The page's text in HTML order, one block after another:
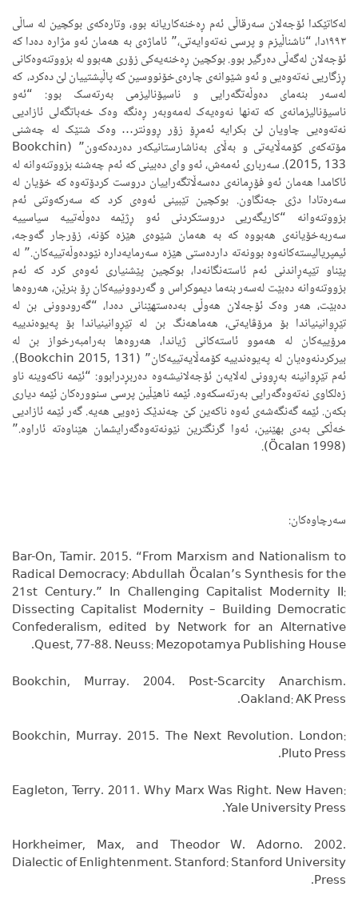
لەکاتێکدا ئۆجەلان سەرقاڵی ئەم ڕەخنەکاریانە بوو، وتارەکەی بوکچین لە ساڵی
١٩٩٣دا، “ناشناڵیزم و پرسی نەتەوایەتی،” ئاماژەی بە هەمان ئەو مژارە دەدا کە
ئۆجەلان لەگەڵی دەرگیر بوو. بوکچین ڕەخنەیەکی زۆری هەبوو لە بزووتنەوەکانی
ڕزگاریی نەتەوەیی و ئەو شێوانەی چارەی‌خۆنووسین کە پاڵپشتییان لێ دەکرد، کە
لەسەر بنەمای دەوڵەتگەرایی و ناسیۆنالیزمی بەرتەسک بوو: “ئەو
ناسیۆنالیزمانەی کە تەنها نەوەیەک لەمەوبەر ڕەنگە وەک خەباتگەلی ئازادیی
نەتەوەیی چاویان لێ بکرایە ئەمڕۆ زۆر ڕوونتر… وەک شتێک لە چەشنی
مۆتەکەی کۆمەڵایەتی و بەڵای بەناشارستانیکەر دەردەکەون” (Bookchin
2015, 133). سەرباری ئەمەش، ئەو وای دەبینی کە ئەم چەشنە بزووتنەوانە لە
ئاکامدا هەمان ئەو فۆڕمانەی دەسەڵاتگەراییان دروست کردۆتەوە کە خۆیان لە
سەرەتادا دژی جەنگاون. بوکچین تێبینی ئەوەی کرد کە سەرکەوتنی ئەم
بزووتنەوانە “کاریگەریی دروستکردنی ئەو ڕژێمە دەوڵەتییە سیاسییە
سەربەخۆیانەی هەبووە کە بە هەمان شێوەی هێزە کۆنە، زۆرجار گەوجە،
ئیمپریالیستەکانەوە بوونەتە داردەستی هێزە سەرمایەدارە نێودەوڵەتییەکان.” لە
پێناو تێپەڕاندنی ئەم ئاستەنگانەدا، بوکچین پێشنیاری ئەوەی کرد کە ئەم
بزووتنەوانە دەبێت لەسەر بنەما دیموکراس و گەردوونییەکان ڕۆ بنرێن، هەروەها
دەبێت، هەر وەک ئۆجەلان هەوڵی بەدەستهێنانی دەدا، “گەرودوونی بن لە
تێڕوانینیاندا بۆ مرۆڤایەتی، هەماهەنگ بن لە تێڕوانینیاندا بۆ پەیوەندییە
مرۆییەکان لە هەموو ئاستەکانی ژیاندا، هەروەها بەرامبەرخواز بن لە
بیرکردنەوەیان لە پەیوەندییە کۆمەڵایەتییەکان” (Bookchin 2015, 131).
ئەم تێڕوانینە بەڕوونی لەلایەن ئۆجەلانیشەوە دەربڕدرابوو: “ئێمە ناکەوینە ناو
زەلکاوی نەتەوەگەرایی بەرتەسکەوە. ئێمە ناهێڵین پرسی سنوورەکان ئێمە دیاری
بکەن. ئێمە گەنگەشەی ئەوە ناکەین کێ چەندێک زەویی هەیە. گەر ئێمە ئازادیی
خەڵکی بەدی بهێنین، ئەوا گرنگترین نێونەتەوەگەرایشمان هێناوەتە ئاراوە.”
(Öcalan 1998).
سەرچاوەکان:
Bar-On, Tamir. 2015. “From Marxism and Nationalism to
Radical Democracy: Abdullah Öcalan’s Synthesis for the
21st Century.” In Challenging Capitalist Modernity II:
Dissecting Capitalist Modernity – Building Democratic
Confederalism, edited by Network for an Alternative
Quest, 77-88. Neuss: Mezopotamya Publishing House.
Bookchin, Murray. 2004. Post-Scarcity Anarchism.
Oakland: AK Press.
Bookchin, Murray. 2015. The Next Revolution. London:
Pluto Press.
Eagleton, Terry. 2011. Why Marx Was Right. New Haven:
Yale University Press.
Horkheimer, Max, and Theodor W. Adorno. 2002.
Dialectic of Enlightenment. Stanford: Stanford University
Press.